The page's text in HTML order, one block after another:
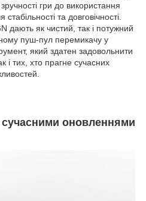
гри до використання
та довговічності.
дають як чистий, так і потужний
пуш-пул перемикачу у
який здатен задовольнити
і тих, хто прагне сучасних
сучасними оновленнями